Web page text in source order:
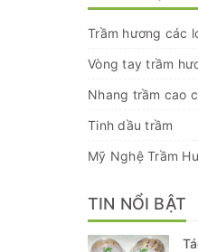
Trầm hương các
Vòng tay trầm
Nhang trầm cao
Tinh dầu trầm
Mỹ Nghệ Trầm
TIN NỔI BẬT